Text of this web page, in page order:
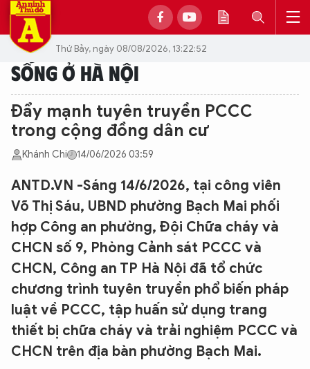
Thứ Bảy, ngày 08/08/2026, 13:22:52
SỐNG Ở HÀ NỘI
Đẩy mạnh tuyên truyền PCCC
trong cộng đồng dân cư
Khánh Chi 14/06/2026 03:59
ANTD.VN -Sáng 14/6/2026, tại công viên
Võ Thị Sáu, UBND phường Bạch Mai phối
hợp Công an phường, Đội Chữa cháy và
CHCN số 9, Phòng Cảnh sát PCCC và
CHCN, Công an TP Hà Nội đã tổ chức
chương trình tuyên truyền phổ biến pháp
luật về PCCC, tập huấn sử dụng trang
thiết bị chữa cháy và trải nghiệm PCCC và
CHCN trên địa bàn phường Bạch Mai.